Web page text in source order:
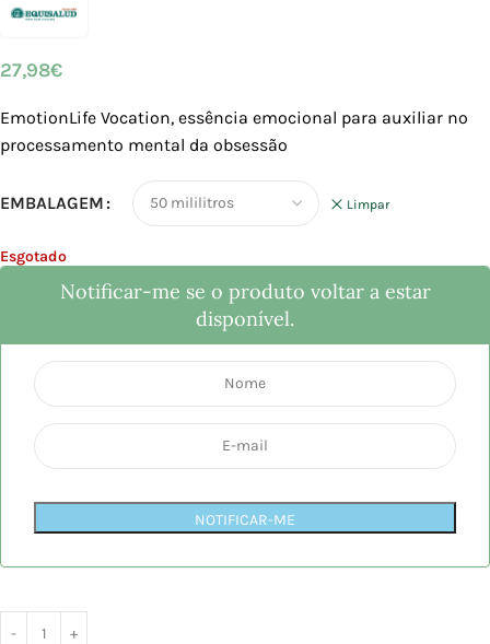
27,98€
EmotionLife Vocation, essência emocional para auxiliar no
processamento mental da obsessão
EMBALAGEM Limpar
Esgotado
Notificar-me se o produto voltar a estar
disponível.
NOTIFICAR-ME